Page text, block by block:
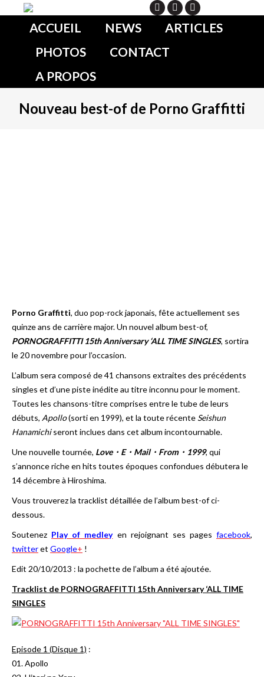
ACCUEIL NEWS
ARTICLES
PHOTOS
CONTACT
A PROPOS
Nouveau best-of de Porno Graffitti
Porno Graffitti, duo pop-rock japonais, fête actuellement ses
quinze ans de carrière major. Un nouvel album best-of,
PORNOGRAFFITTI 15th Anniversary ‘ALL TIME SINGLES, sortira
le 20 novembre pour l’occasion.
L’album sera composé de 41 chansons extraites des précédents
singles et d’une piste inédite au titre inconnu pour le moment.
Toutes les chansons-titre comprises entre le tube de leurs
débuts, Apollo(sorti en 1999), et la toute récente Seishun
Hanamichiseront inclues dans cet album incontournable.
Une nouvelle tournée, Love・E・Mail・From・1999, qui
s’annonce riche en hits toutes époques confondues débutera le
14 décembre à Hiroshima.
Vous trouverez la tracklist détaillée de l’album best-of ci-
dessous.
Soutenez Play of medleyen rejoignant ses pages facebook,
twitteret Google+ !
Edit 20/10/2013 : la pochette de l’album a été ajoutée.
Tracklist de PORNOGRAFFITTI 15th Anniversary ‘ALL TIME
SINGLES
Episode 1 (Disque 1) :
01. Apollo